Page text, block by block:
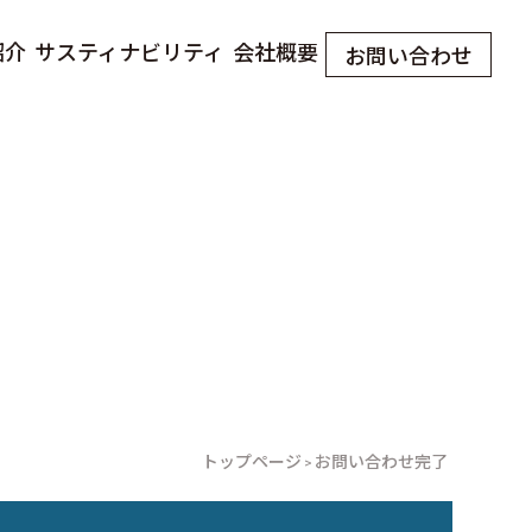
サスティナビリティ 会社概要 お問い合わせ
トップページ お問い合わせ完了